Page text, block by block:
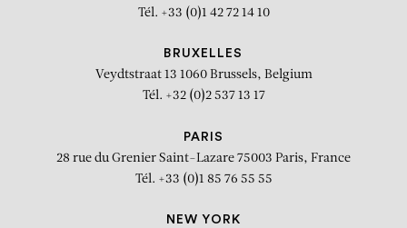
OLIVIER DEBRÉ
Grand Bois
Tél. +33 (0)1 42 72 14 10
BRUXELLES
Veydtstraat 13 1060 Brussels, Belgium
Tél. +32 (0)2 537 13 17
PARIS
28 rue du Grenier Saint-Lazare 75003 Paris, France
Tél. +33 (0)1 85 76 55 55
NEW YORK